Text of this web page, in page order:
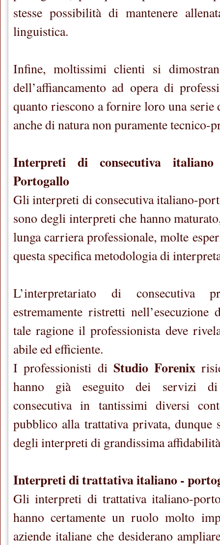
stesse possibilità di mantenere
linguistica.
Infine, moltissimi clienti si
dell’affiancamento ad opera di
quanto riescono a fornire loro una
anche di natura non puramente tecnico-
Interpreti di consecutiva
Portogallo
Gli interpreti di consecutiva italiano-
sono degli interpreti che hanno
lunga carriera professionale, molte
questa specifica metodologia di
L’interpretariato di consecutiva
estremamente ristretti nell’esecuzione
tale ragione il professionista deve
abile ed efficiente.
I professionisti di Studio Forenix
hanno già eseguito dei servizi
consecutiva in tantissimi diversi
pubblico alla trattativa privata, dunque
degli interpreti di grandissima
Interpreti di trattativa italiano -
Gli interpreti di trattativa italiano-
hanno certamente un ruolo molto
aziende italiane che desiderano